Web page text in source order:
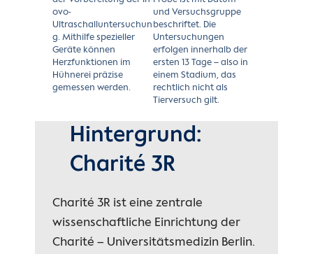
ovo-
Ultraschalluntersuchun
g. Mithilfe spezieller
Geräte können
Herzfunktionen im
Hühnerei präzise
gemessen werden.
und Versuchsgruppe
beschriftet. Die
Untersuchungen
erfolgen innerhalb der
ersten 13 Tage – also in
einem Stadium, das
rechtlich nicht als
Tierversuch gilt.
Hintergrund:
Charité 3R
Charité 3R ist eine zentrale
wissenschaftliche Einrichtung der
Charité – Universitätsmedizin Berlin.